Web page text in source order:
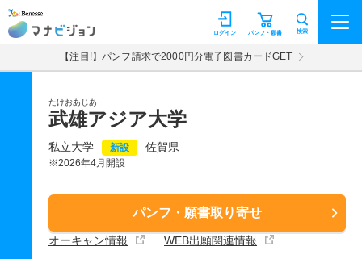
マナビジョン パンフ・願書
ログイン 検索
【注目!】パンフ請求で2000円分電子図書カードGET
たけおあじあ
武雄アジア大学
私立大学 新設 佐賀県
※2026年4月開設
パンフ・願書取り寄せ
オーキャン情報 WEB出願関連情報